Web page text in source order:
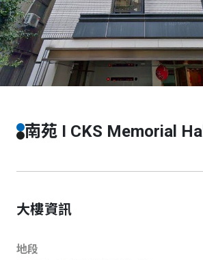
南苑 I CKS Memorial Hall
大樓資訊
地段